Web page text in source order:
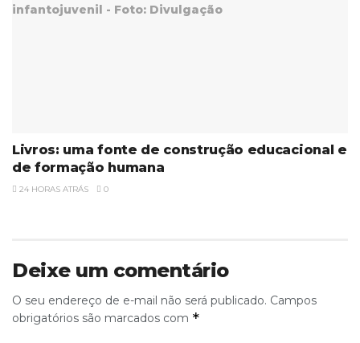
Livros: uma fonte de construção educacional e
de formação humana
24 HORAS ATRÁS 0
Deixe um comentário
O seu endereço de e-mail não será publicado. Campos
obrigatórios são marcados com *